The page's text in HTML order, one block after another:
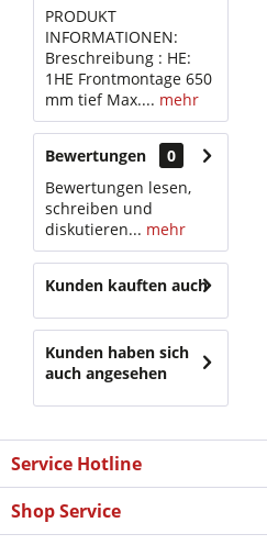
PRODUKT
INFORMATIONEN:
Breschreibung : HE:
1HE Frontmontage 650
mm tief Max.... mehr
Bewertungen
0
Bewertungen lesen,
schreiben und
diskutieren... mehr
Kunden kauften auch
Kunden haben sich
auch angesehen
Service Hotline
Shop Service